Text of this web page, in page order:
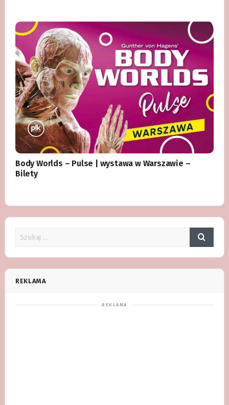
Body Worlds – Pulse | wystawa w Warszawie –
Bilety
REKLAMA